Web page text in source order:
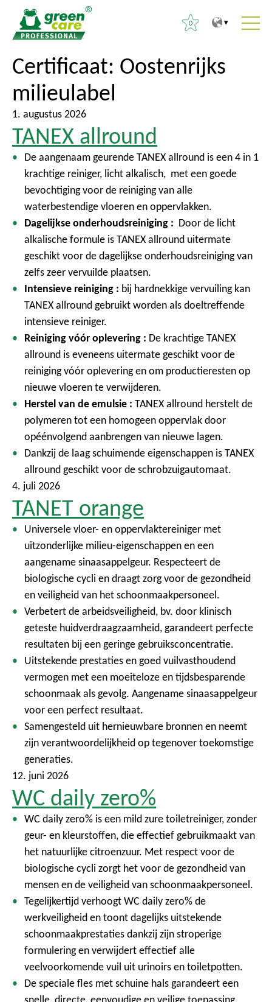
0
Z
o
e
k
e
n
n
:
Certificaat: Oostenrijks
milieulabel
1. augustus 2026
TANEX allround
De aangenaam geurende TANEX allround is een 4 in 1
krachtige reiniger, licht alkalisch, met een goede
bevochtiging voor de reiniging van alle
waterbestendige vloeren en oppervlakken.
Dagelijkse onderhoudsreiniging : Door de licht
alkalische formule is TANEX allround uitermate
geschikt voor de dagelijkse onderhoudsreiniging van
zelfs zeer vervuilde plaatsen.
Intensieve reiniging : bij hardnekkige vervuiling kan
TANEX allround gebruikt worden als doeltreffende
intensieve reiniger.
Reiniging vóór oplevering : De krachtige TANEX
allround is eveneens uitermate geschikt voor de
reiniging vóór oplevering en om productieresten op
nieuwe vloeren te verwijderen.
Herstel van de emulsie : TANEX allround herstelt de
polymeren tot een homogeen oppervlak door
opéénvolgend aanbrengen van nieuwe lagen.
Dankzij de laag schuimende eigenschappen is TANEX
allround geschikt voor de schrobzuigautomaat.
4. juli 2026
TANET orange
Universele vloer- en oppervlaktereiniger met
uitzonderlijke milieu-eigenschappen en een
aangename sinaasappelgeur. Respecteert de
biologische cycli en draagt zorg voor de gezondheid
en veiligheid van het schoonmaakpersoneel.
Verbetert de arbeidsveiligheid, bv. door klinisch
geteste huidverdraagzaamheid, garandeert perfecte
resultaten bij een geringe gebruiksconcentratie.
Uitstekende prestaties en goed vuilvasthoudend
vermogen met een moeiteloze en tijdsbesparende
schoonmaak als gevolg. Aangename sinaasappelgeur
voor een perfect resultaat.
Samengesteld uit hernieuwbare bronnen en neemt
zijn verantwoordelijkheid op tegenover toekomstige
generaties.
12. juni 2026
WC daily zero%
WC daily zero% is een mild zure toiletreiniger, zonder
geur- en kleurstoffen, die effectief gebruikmaakt van
het natuurlijke citroenzuur. Met respect voor de
biologische cycli zorgt het voor de gezondheid van
mensen en de veiligheid van schoonmaakpersoneel.
Tegelijkertijd verhoogt WC daily zero% de
werkveiligheid en toont dagelijks uitstekende
schoonmaakprestaties dankzij zijn stroperige
formulering en verwijdert effectief alle
veelvoorkomende vuil uit urinoirs en toiletpotten.
De speciale fles met schuine hals garandeert een